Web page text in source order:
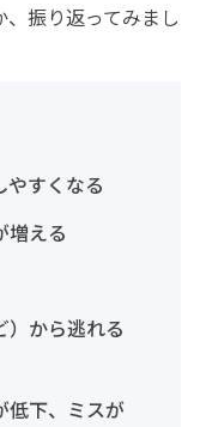
振り返ってみまし
やすくなる
増える
）から逃れる
低下、ミスが